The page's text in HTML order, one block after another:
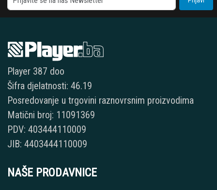
Player 387 doo
Šifra djelatnosti: 46.19
Posredovanje u trgovini raznovrsnim proizvodima
Matični broj: 11091369
PDV: 403444110009
JIB: 4403444110009
NAŠE PRODAVNICE